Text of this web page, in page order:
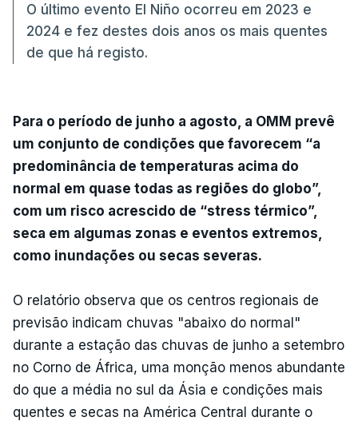
O último evento El Niño ocorreu em 2023 e
2024 e fez destes dois anos os mais quentes
de que há registo.
Para o período de junho a agosto, a OMM prevê
um conjunto de condições que favorecem “a
predominância de temperaturas acima do
normal em quase todas as regiões do globo”,
com um risco acrescido de “stress térmico”,
seca em algumas zonas e eventos extremos,
como inundações ou secas severas.
O relatório observa que os centros regionais de
previsão indicam chuvas "abaixo do normal"
durante a estação das chuvas de junho a setembro
no Corno de África, uma monção menos abundante
do que a média no sul da Ásia e condições mais
quentes e secas na América Central durante o